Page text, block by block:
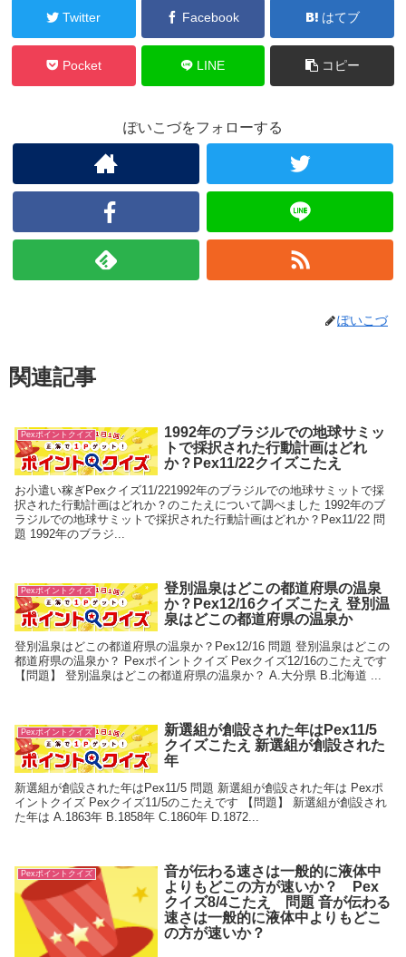
Twitter Facebook はてブ
Pocket LINE コピー
ぽいこづをフォローする
ぽいこづ
関連記事
Pexポイントクイズ
1992年のブラジルでの地球サミッ
トで採択された行動計画はどれ
か？Pex11/22クイズこたえ
お小遣い稼ぎPexクイズ11/221992年のブラジルでの地球サミットで採
択された行動計画はどれか？のこたえについて調べました 1992年のブ
ラジルでの地球サミットで採択された行動計画はどれか？Pex11/22 問
題 1992年のブラジ...
Pexポイントクイズ
登別温泉はどこの都道府県の温泉
か？Pex12/16クイズこたえ 登別温
泉はどこの都道府県の温泉か
登別温泉はどこの都道府県の温泉か？Pex12/16 問題 登別温泉はどこの
都道府県の温泉か？ Pexポイントクイズ Pexクイズ12/16のこたえです
【問題】 登別温泉はどこの都道府県の温泉か？ A.大分県 B.北海道 ...
Pexポイントクイズ
新選組が創設された年はPex11/5
クイズこたえ 新選組が創設された
年
新選組が創設された年はPex11/5 問題 新選組が創設された年は Pexポ
イントクイズ Pexクイズ11/5のこたえです 【問題】 新選組が創設され
た年は A.1863年 B.1858年 C.1860年 D.1872...
Pexポイントクイズ
音が伝わる速さは一般的に液体中
よりもどこの方が速いか？ Pex
クイズ8/4こたえ 問題 音が伝わる
速さは一般的に液体中よりもどこ
の方が速いか？